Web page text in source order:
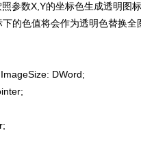
参数X,Y的坐标色生成透明图标
色值将会作为透明色替换全
DWord;